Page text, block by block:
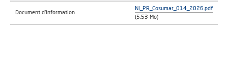
Document d'information
NI_PR_Cosumar_014_2026.pdf
(5.53 Mo)